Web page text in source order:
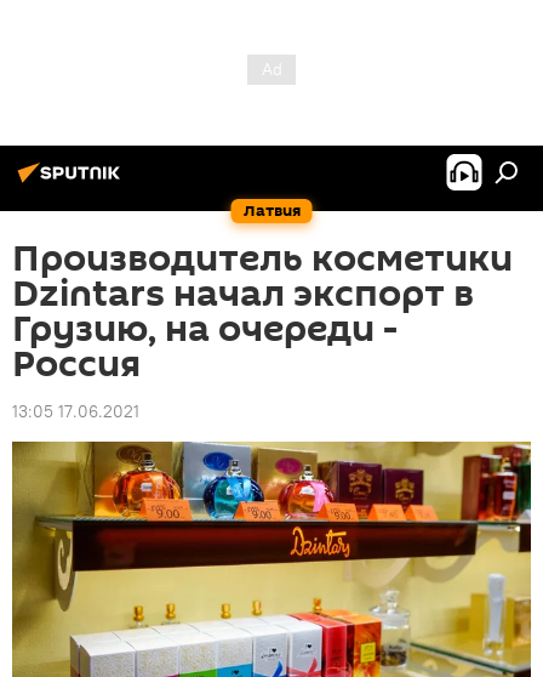
Латвия
Производитель косметики
Dzintars начал экспорт в
Грузию, на очереди -
Россия
13:05 17.06.2021